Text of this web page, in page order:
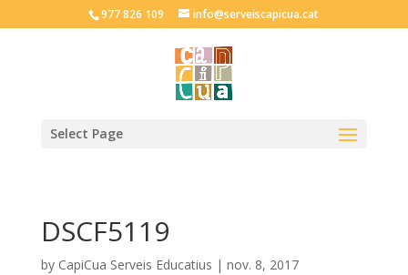
977 826 109 info@serveiscapicua.cat
Select Page
DSCF5119
by CapiCua Serveis Educatius | nov. 8, 2017